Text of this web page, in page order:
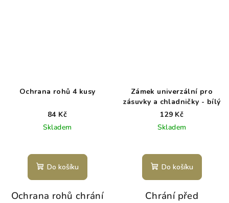
Ochrana rohů 4 kusy
84 Kč
Skladem
Do košíku
Ochrana rohů chrání
Zámek univerzální pro
zásuvky a chladničky - bílý
129 Kč
Skladem
Do košíku
Chrání před